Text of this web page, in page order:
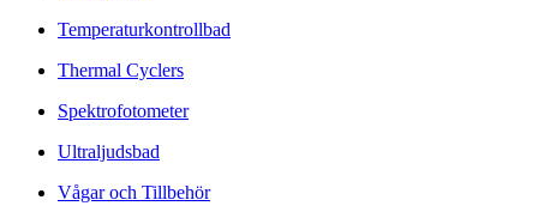
Temperaturkontrollbad
Thermal Cyclers
Spektrofotometer
Ultraljudsbad
Vågar och Tillbehör